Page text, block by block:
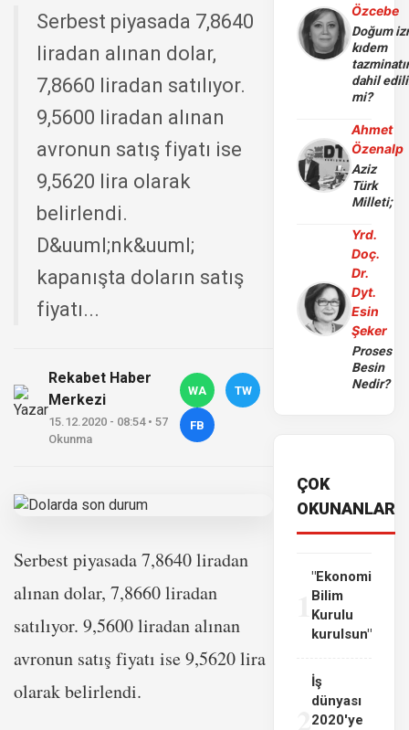
Serbest piyasada 7,8640
liradan alınan dolar,
7,8660 liradan satılıyor.
9,5600 liradan alınan
avronun satış fiyatı ise
9,5620 lira olarak
belirlendi.
D&uuml;nk&uuml;
kapanışta doların satış
fiyatı...
Rekabet Haber
Merkezi
15.12.2020 - 08:54 • 57
Okunma
WA TW
FB
Serbest piyasada 7,8640 liradan
alınan dolar, 7,8660 liradan
satılıyor. 9,5600 liradan alınan
avronun satış fiyatı ise 9,5620 lira
olarak belirlendi.
Özcebe
Doğum
kıdem
dahil
mi?
Ahmet
Özenalp
Aziz
Türk
Milleti;
Yrd.
Doç.
Dr.
Dyt.
Esin
Şeker
Proses
Besin
Nedir?
ÇOK
OKUNANLAR
"Ekonomi
Bilim
Kurulu
kurulsun"
İş
dünyası
2020'ye